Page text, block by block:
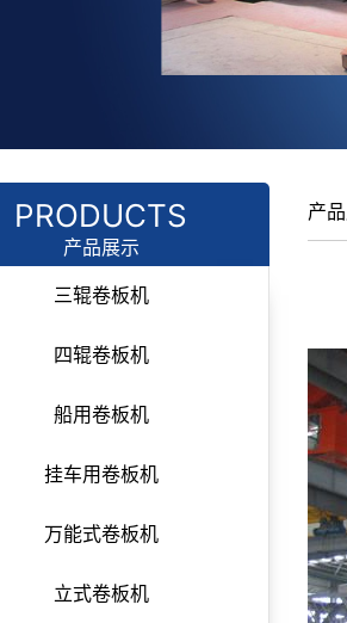
PRODUCTS
产品展示
三辊卷板机
四辊卷板机
船用卷板机
挂车用卷板机
万能式卷板机
立式卷板机
产